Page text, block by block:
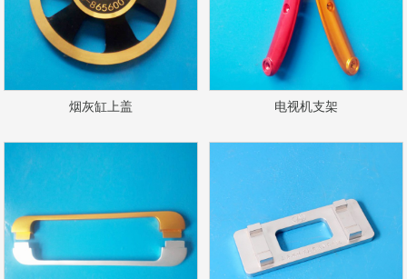
烟灰缸上盖 电视机支架